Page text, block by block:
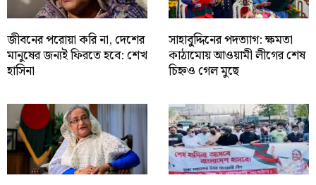
জীবনের পরোয়া করি না, দেশের
মানুষের জন্যই ফিরতে হবে: শেখ
হাসিনা
সাহাবু্দ্দিনের পদত্যাগ: ক্ষমতা
কাঠামোয় আওয়ামী লীগের শেষ
চিহ্নও গেল মুছে